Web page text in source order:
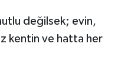
değilsek; evin,
kentin ve hatta her